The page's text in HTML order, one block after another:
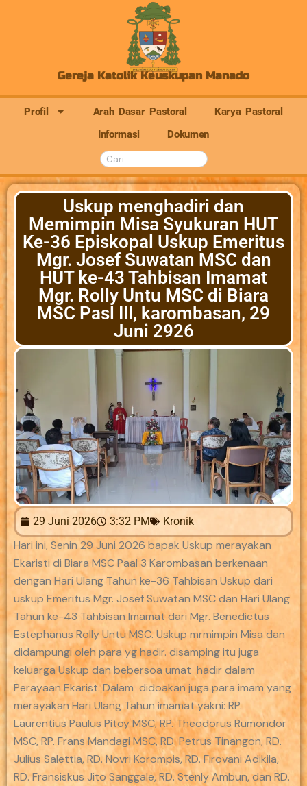
Gereja Katolik Keuskupan Manado
Profil Arah Dasar Pastoral
Karya Pastoral
Informasi
Dokumen
Uskup menghadiri dan
Memimpin Misa Syukuran HUT
Ke-36 Episkopal Uskup Emeritus
Mgr. Josef Suwatan MSC dan
HUT ke-43 Tahbisan Imamat
Mgr. Rolly Untu MSC di Biara
MSC Pasl III, karombasan, 29
Juni 2926
29 Juni 2026 3:32 PM Kronik
Hari ini, Senin 29 Juni 2026 bapak Uskup merayakan
Ekaristi di Biara MSC Paal 3 Karombasan berkenaan
dengan Hari Ulang Tahun ke-36 Tahbisan Uskup dari
uskup Emeritus Mgr. Josef Suwatan MSC dan Hari Ulang
Tahun ke-43 Tahbisan Imamat dari Mgr. Benedictus
Estephanus Rolly Untu MSC. Uskup mrmimpin Misa dan
didampungi oleh para yg hadir. disamping itu juga
keluarga Uskup dan bebersoa umat hadir dalam
Perayaan Ekarist. Dalam didoakan juga para imam yang
merayakan Hari Ulang Tahun imamat yakni: RP.
Laurentius Paulus Pitoy MSC, RP. Theodorus Rumondor
MSC, RP. Frans Mandagi MSC, RD. Petrus Tinangon, RD.
Julius Salettia, RD. Novri Korompis, RD. Firovani Adikila,
RD. Fransiskus Jito Sanggale, RD. Stenly Ambun, dan RD.